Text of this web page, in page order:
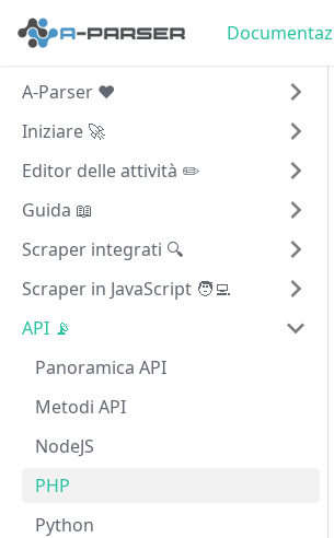
A-Parser ❤️
Iniziare 🚀
Editor delle attività ✏️
Guida 📖
Scraper integrati 🔍
Scraper in JavaScript 🧑‍💻
API 📡
Panoramica API
Metodi API
NodeJS
PHP
Python